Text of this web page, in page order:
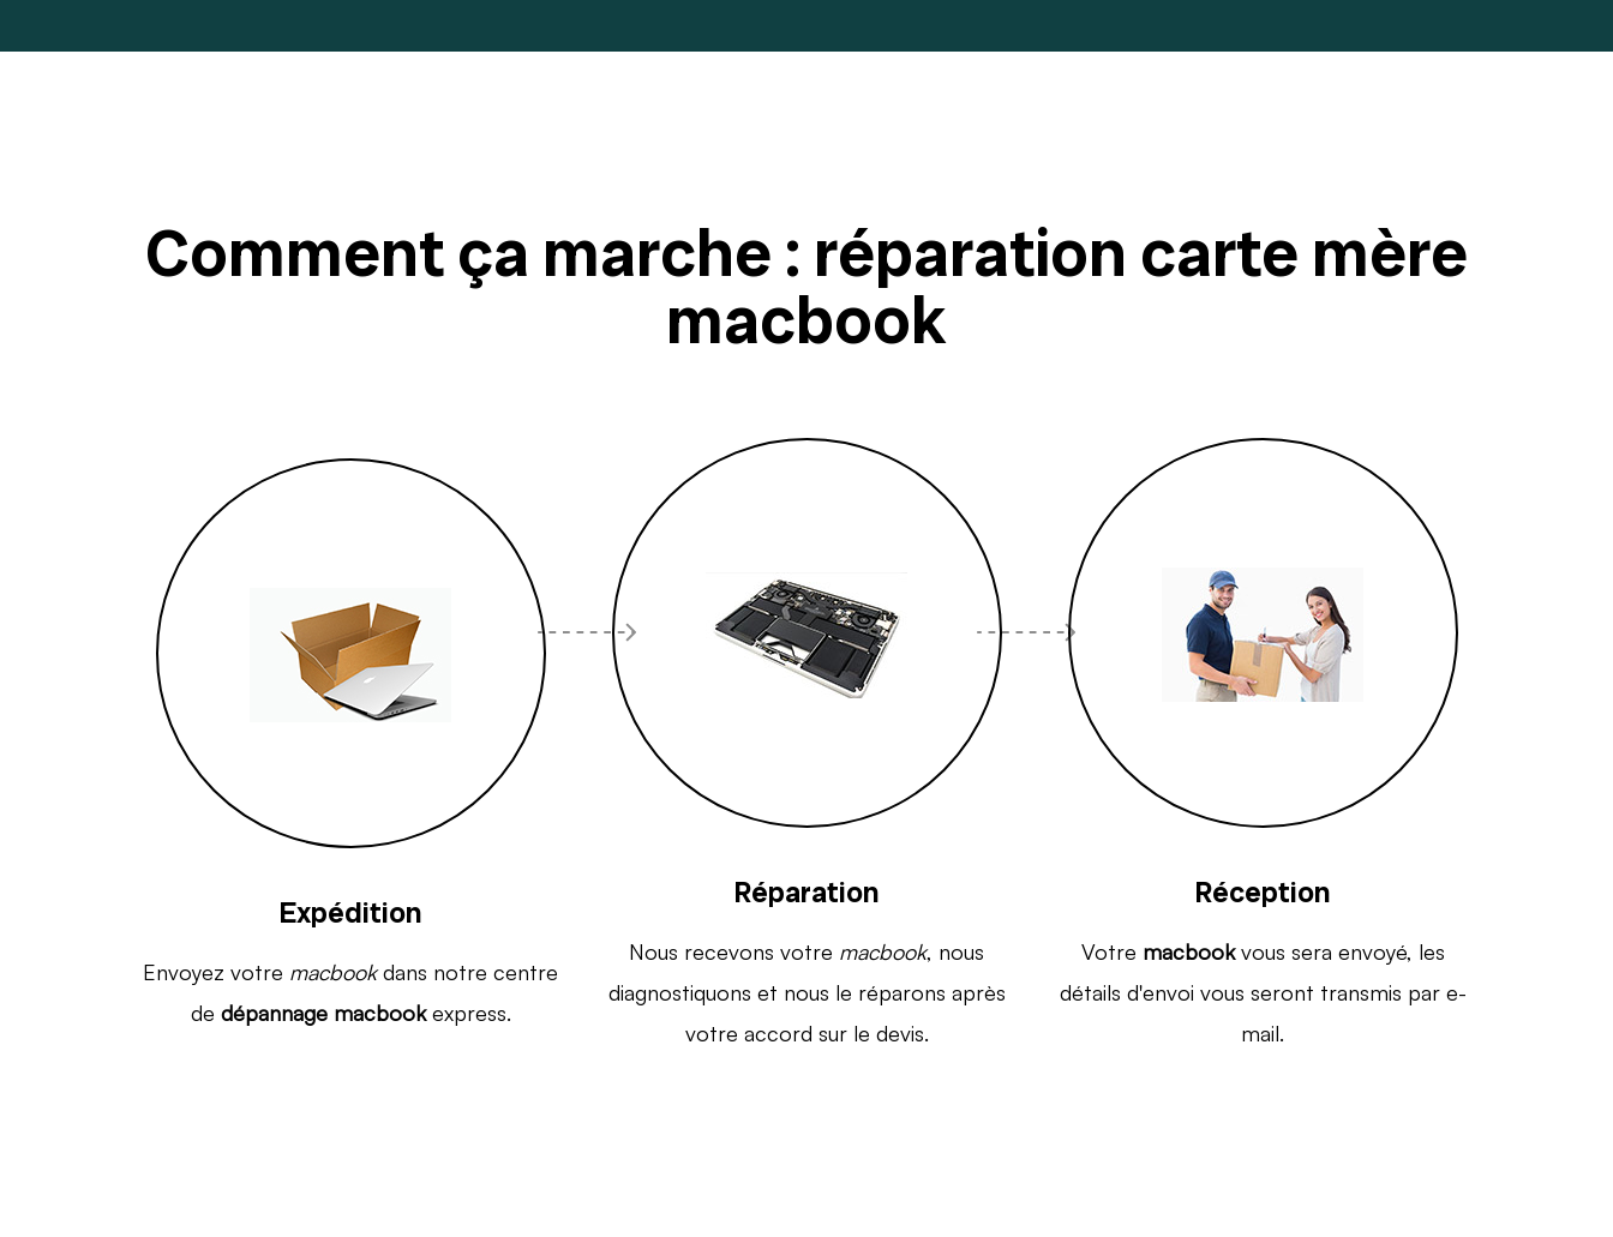
Comment ça marche : réparation carte mère
macbook
Expédition
Envoyez votre macbookdans notre centre
de dépannage macbookexpress.
Réparation
Nous recevons votre macbook, nous
diagnostiquons et nous le réparons après
votre accord sur le devis.
Réception
Votre macbookvous sera envoyé, les
détails d'envoi vous seront transmis par e-
mail.